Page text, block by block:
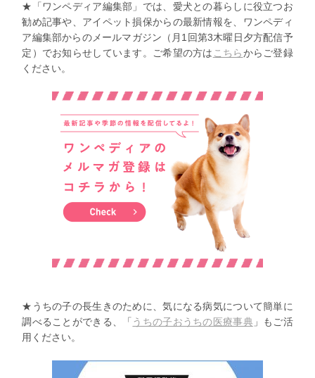
★「ワンペディア編集部」では、愛犬との暮らしに役立つお
勧め記事や、アイペット損保からの最新情報を、ワンペディ
ア編集部からのメールマガジン（月1回第3木曜日夕方配信予
定）でお知らせしています。ご希望の方は こちらからご登録
ください。
★うちの子の長生きのために、気になる病気について簡単に
調べることができる、「 うちの子おうちの医療事典 」もご活
用ください。